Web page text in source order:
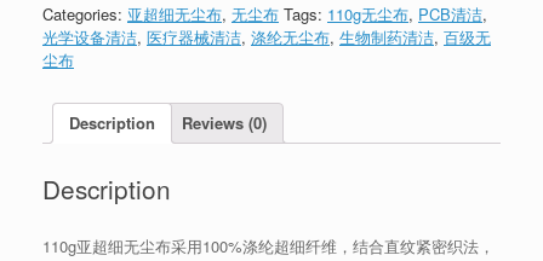
Categories: 亚超细无尘布, 无尘布 Tags: 110g无尘布, PCB清洁,
光学设备清洁, 医疗器械清洁, 涤纶无尘布, 生物制药清洁, 百级无
尘布
Description Reviews (0)
Description
110g亚超细无尘布采用100%涤纶超细纤维，结合直纹紧密织法，